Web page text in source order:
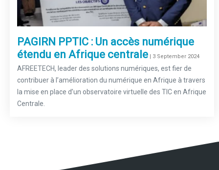
PAGIRN PPTIC : Un accès numérique
étendu en Afrique centrale | 3 September 2024
AFREETECH, leader des solutions numériques, est fier de
contribuer à l’amélioration du numérique en Afrique à travers
la mise en place d’un observatoire virtuelle des TIC en Afrique
Centrale.